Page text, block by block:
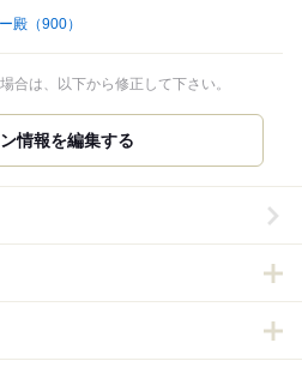
殿 （900）
合は、以下から修正して下さい。